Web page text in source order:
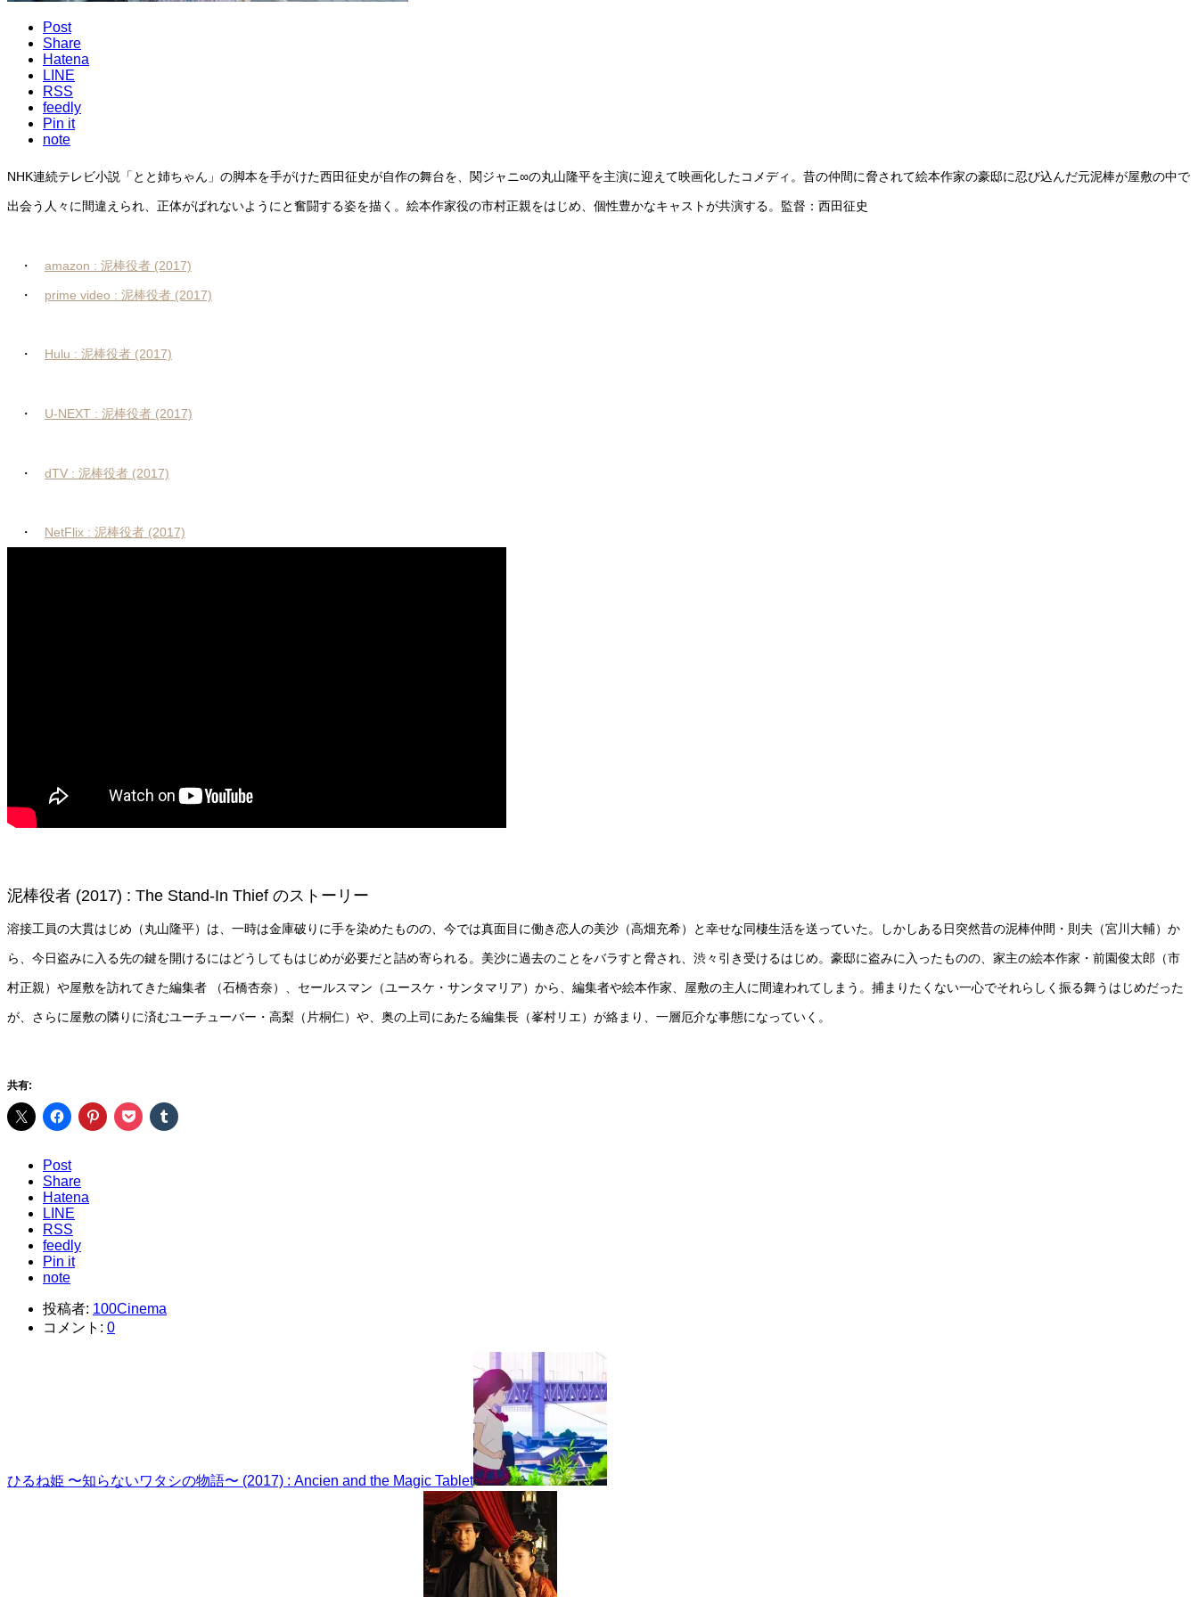
Post
Share
Hatena
LINE
RSS
feedly
Pin it
note
NHK連続テレビ小説「とと姉ちゃん」の脚本を手がけた西田征史が自作の舞台を、関ジャニ∞の丸山隆平を主演に迎えて映画化したコメディ。昔の仲間に脅されて絵本作家の豪邸に忍び込んだ元泥棒が屋敷の中で
出会う人々に間違えられ、正体がばれないようにと奮闘する姿を描く。絵本作家役の市村正親をはじめ、個性豊かなキャストが共演する。監督：西田征史
・ amazon : 泥棒役者 (2017)
・ prime video : 泥棒役者 (2017)
・ Hulu : 泥棒役者 (2017)
・ U-NEXT : 泥棒役者 (2017)
・ dTV : 泥棒役者 (2017)
・ NetFlix : 泥棒役者 (2017)
泥棒役者 (2017) : The Stand-In Thief のストーリー
溶接工員の大貫はじめ（丸山隆平）は、一時は金庫破りに手を染めたものの、今では真面目に働き恋人の美沙（高畑充希）と幸せな同棲生活を送っていた。しかしある日突然昔の泥棒仲間・則夫（宮川大輔）か
ら、今日盗みに入る先の鍵を開けるにはどうしてもはじめが必要だと詰め寄られる。美沙に過去のことをバラすと脅され、渋々引き受けるはじめ。豪邸に盗みに入ったものの、家主の絵本作家・前園俊太郎（市
村正親）や屋敷を訪れてきた編集者 （石橋杏奈）、セールスマン（ユースケ・サンタマリア）から、編集者や絵本作家、屋敷の主人に間違われてしまう。捕まりたくない一心でそれらしく振る舞うはじめだった
が、さらに屋敷の隣りに済むユーチューバー・高梨（片桐仁）や、奥の上司にあたる編集長（峯村リエ）が絡まり、一層厄介な事態になっていく。
共有:
Post
Share
Hatena
LINE
RSS
feedly
Pin it
note
投稿者: 100Cinema
コメント: 0
ひるね姫 〜知らないワタシの物語〜 (2017) : Ancien and the Magic Tablet